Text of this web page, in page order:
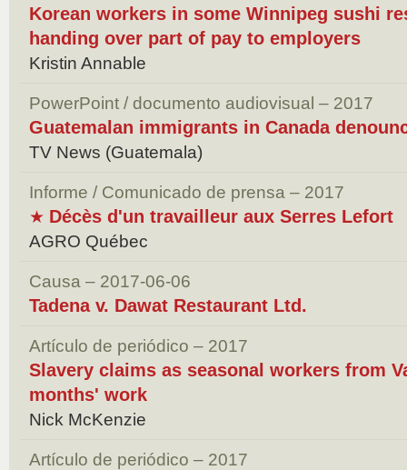
Korean workers in some Winnipeg sushi
handing over part of pay to employers
Kristin Annable
PowerPoint / documento audiovisual – 2017
Guatemalan immigrants in Canada
TV News (Guatemala)
Informe / Comunicado de prensa – 2017
★ Décès d'un travailleur aux Serres Lefort
AGRO Québec
Causa – 2017-06-06
Tadena v. Dawat Restaurant Ltd.
Artículo de periódico – 2017
Slavery claims as seasonal workers from
months' work
Nick McKenzie
Artículo de periódico – 2017